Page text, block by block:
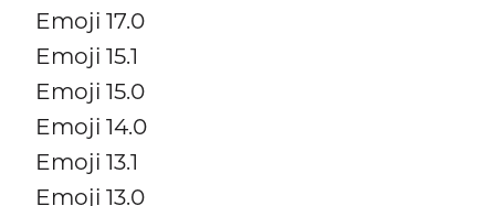
Emoji 17.0
Emoji 15.1
Emoji 15.0
Emoji 14.0
Emoji 13.1
Emoji 13.0